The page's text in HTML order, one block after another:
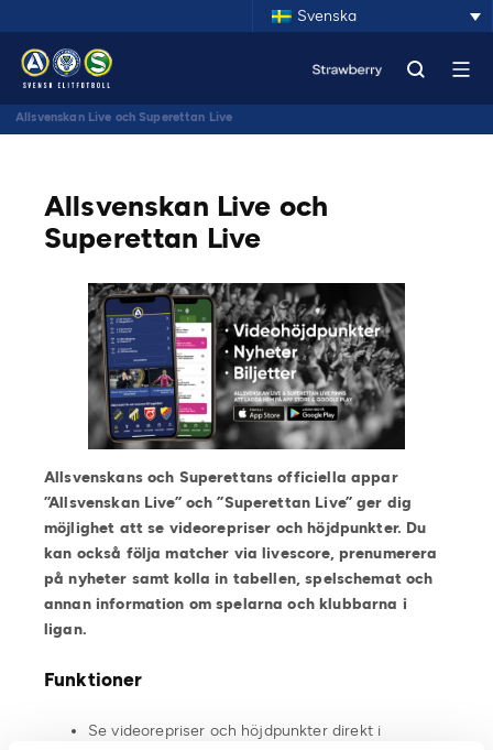
Svenska
Allsvenskan Live och Superettan Live
Allsvenskan Live och
Superettan Live
Allsvenskans och Superettans officiella appar
”Allsvenskan Live” och ”Superettan Live” ger dig
möjlighet att se videorepriser och höjdpunkter. Du
kan också följa matcher via livescore, prenumerera
på nyheter samt kolla in tabellen, spelschemat och
annan information om spelarna och klubbarna i
ligan.
Funktioner
Se videorepriser och höjdpunkter direkt i